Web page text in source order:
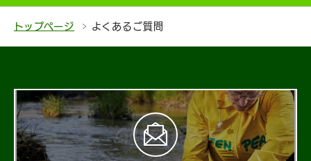
トップページ よくあるご質問